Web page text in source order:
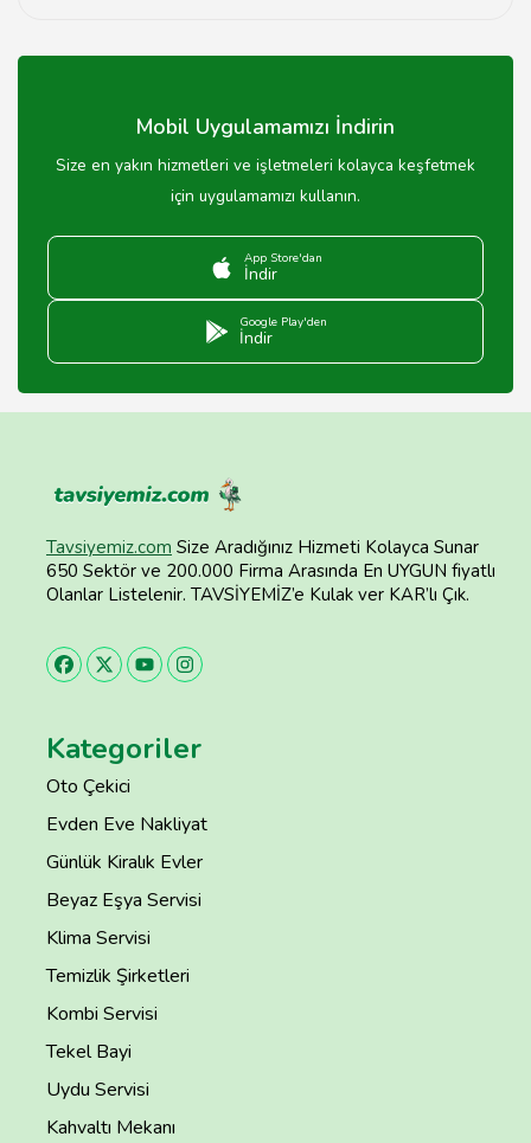
alışveriş imkanı sunmaktadır.
Mobil Uygulamamızı İndirin
Size en yakın hizmetleri ve işletmeleri kolayca keşfetmek
için uygulamamızı kullanın.
App Store'dan
İndir
Google Play'den
İndir
Tavsiyemiz.com Size Aradığınız Hizmeti Kolayca Sunar
650 Sektör ve 200.000 Firma Arasında En UYGUN fiyatlı
Olanlar Listelenir. TAVSİYEMİZ’e Kulak ver KAR’lı Çık.
Kategoriler
Oto Çekici
Evden Eve Nakliyat
Günlük Kiralık Evler
Beyaz Eşya Servisi
Klima Servisi
Temizlik Şirketleri
Kombi Servisi
Tekel Bayi
Uydu Servisi
Kahvaltı Mekanı